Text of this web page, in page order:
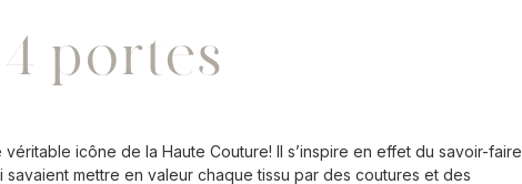
portes
icône de la Haute Couture! Il s’inspire en effet du savoir-faire
mettre en valeur chaque tissu par des coutures et des